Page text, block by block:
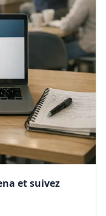
et suivez